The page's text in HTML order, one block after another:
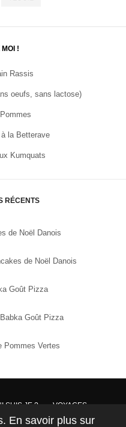
!
Rassis
oeufs, sans lactose)
la Betterave
Kumquats
RÉCENTS
de Noël Danois
de Noël Danois
Goût Pizza
Babka Goût Pizza
Pommes Vertes
SUIS JE ? VOYAGES
les textes, recettes et photos sont la
En savoir plus sur